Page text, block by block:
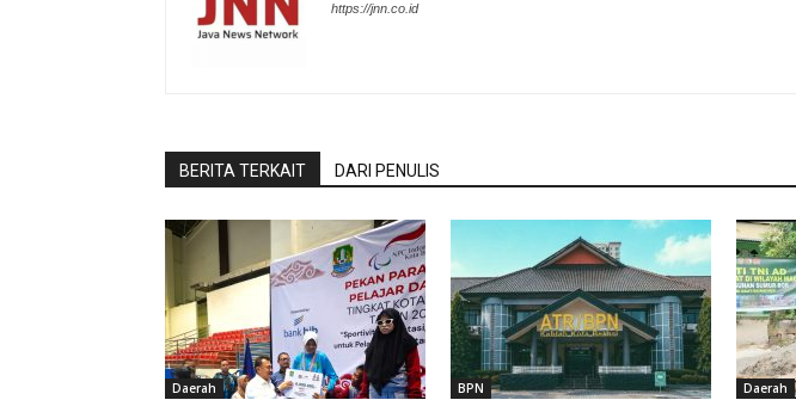
https://jnn.co.id
BERITA TERKAIT DARI PENULIS
Daerah BPN Daerah